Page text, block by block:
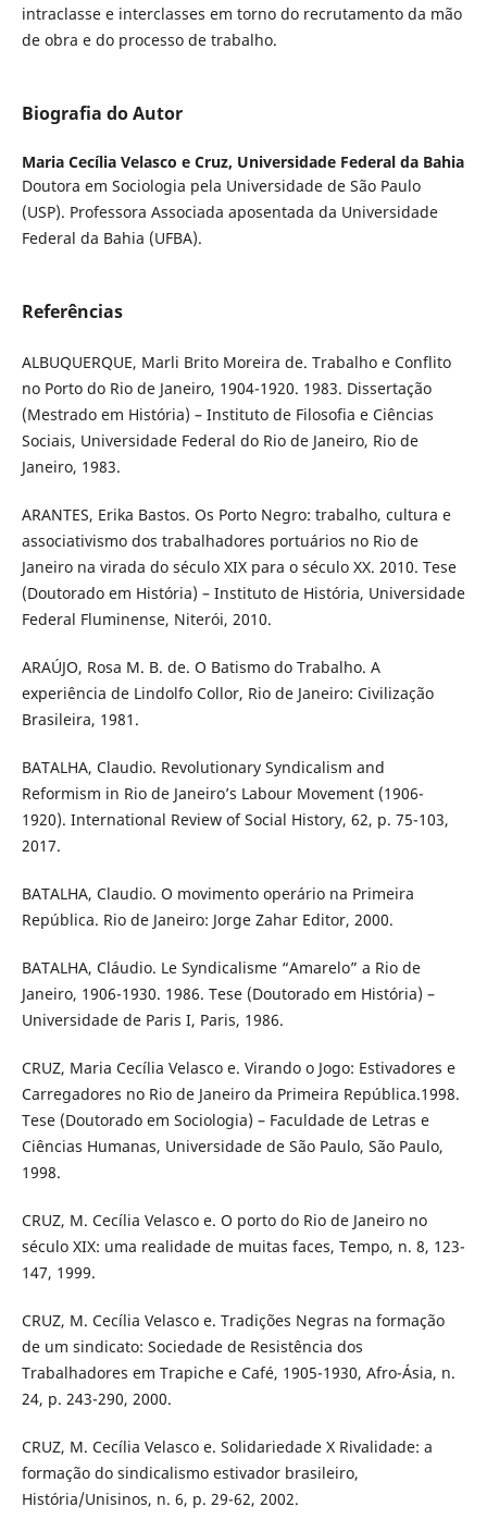
intraclasse e interclasses em torno do recrutamento da mão
de obra e do processo de trabalho.
Biografia do Autor
Maria Cecília Velasco e Cruz, Universidade Federal da Bahia
Doutora em Sociologia pela Universidade de São Paulo
(USP). Professora Associada aposentada da Universidade
Federal da Bahia (UFBA).
Referências
ALBUQUERQUE, Marli Brito Moreira de. Trabalho e Conflito
no Porto do Rio de Janeiro, 1904-1920. 1983. Dissertação
(Mestrado em História) – Instituto de Filosofia e Ciências
Sociais, Universidade Federal do Rio de Janeiro, Rio de
Janeiro, 1983.
ARANTES, Erika Bastos. Os Porto Negro: trabalho, cultura e
associativismo dos trabalhadores portuários no Rio de
Janeiro na virada do século XIX para o século XX. 2010. Tese
(Doutorado em História) – Instituto de História, Universidade
Federal Fluminense, Niterói, 2010.
ARAÚJO, Rosa M. B. de. O Batismo do Trabalho. A
experiência de Lindolfo Collor, Rio de Janeiro: Civilização
Brasileira, 1981.
BATALHA, Claudio. Revolutionary Syndicalism and
Reformism in Rio de Janeiro’s Labour Movement (1906-
1920). International Review of Social History, 62, p. 75-103,
2017.
BATALHA, Claudio. O movimento operário na Primeira
República. Rio de Janeiro: Jorge Zahar Editor, 2000.
BATALHA, Cláudio. Le Syndicalisme “Amarelo” a Rio de
Janeiro, 1906-1930. 1986. Tese (Doutorado em História) –
Universidade de Paris I, Paris, 1986.
CRUZ, Maria Cecília Velasco e. Virando o Jogo: Estivadores e
Carregadores no Rio de Janeiro da Primeira República.1998.
Tese (Doutorado em Sociologia) – Faculdade de Letras e
Ciências Humanas, Universidade de São Paulo, São Paulo,
1998.
CRUZ, M. Cecília Velasco e. O porto do Rio de Janeiro no
século XIX: uma realidade de muitas faces, Tempo, n. 8, 123-
147, 1999.
CRUZ, M. Cecília Velasco e. Tradições Negras na formação
de um sindicato: Sociedade de Resistência dos
Trabalhadores em Trapiche e Café, 1905-1930, Afro-Ásia, n.
24, p. 243-290, 2000.
CRUZ, M. Cecília Velasco e. Solidariedade X Rivalidade: a
formação do sindicalismo estivador brasileiro,
História/Unisinos, n. 6, p. 29-62, 2002.